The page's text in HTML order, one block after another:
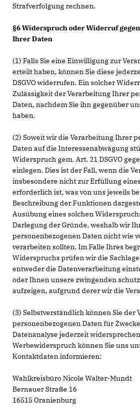
Strafverfolgung rechnen.
§6 Widerspruch oder Widerruf
Ihrer Daten
(1) Falls Sie eine Einwilligung zur
erteilt haben, können Sie diese
DSGVO widerrufen. Ein solcher
Zulässigkeit der Verarbeitung Ihrer
Daten, nachdem Sie ihn gegenüber
haben.
(2) Soweit wir die Verarbeitung Ihrer
Daten auf die Interessenabwägung
Widerspruch gem. Art. 21 DSGVO
einlegen. Dies ist der Fall, wenn die
insbesondere nicht zur Erfüllung
erforderlich ist, was von uns jeweils
Beschreibung der Funktionen
Ausübung eines solchen
Darlegung der Gründe, weshalb wir
personenbezogenen Daten nicht wie
verarbeiten sollten. Im Falle Ihres
Widerspruchs prüfen wir die
entweder die Datenverarbeitung
oder Ihnen unsere zwingenden
aufzeigen, aufgrund derer wir die
(3) Selbstverständlich können Sie der
personenbezogenen Daten für
Datenanalyse jederzeit
Werbewiderspruch können Sie uns
Kontaktdaten informieren:
Wahlkreisbüro Nicole Walter-Mundt
Bernauer Straße 16
16515 Oranienburg